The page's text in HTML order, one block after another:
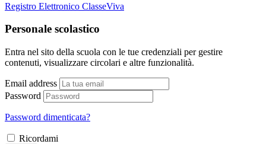
Registro Elettronico ClasseViva
Personale scolastico
Entra nel sito della scuola con le tue credenziali per gestire
contenuti, visualizzare circolari e altre funzionalità.
Email address
Password
Password dimenticata?
Ricordami